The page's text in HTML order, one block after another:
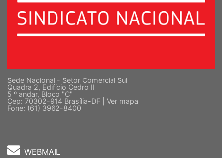
Sede Nacional - Setor Comercial Sul
Quadra 2, Edifício Cedro II
5 º andar, Bloco "C"
Cep: 70302-914 Brasília-DF | Ver mapa
Fone: (61) 3962-8400
WEBMAIL